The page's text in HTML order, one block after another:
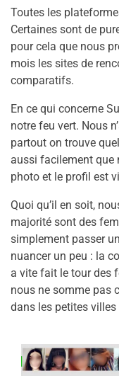
Toutes les
Certaines sont de
pour cela que nous
mois les sites de
comparatifs.
En ce qui concerne
notre feu vert. Nous
partout on trouve
aussi facilement que
photo et le profil est
Quoi qu’il en soit,
majorité sont des
simplement passer
nuancer un peu : la
a vite fait le tour des
nous ne somme pas
dans les petites villes